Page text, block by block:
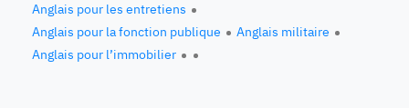
Anglais pour les entretiens
Anglais pour la fonction publique
Anglais militaire
Anglais pour l’immobilier